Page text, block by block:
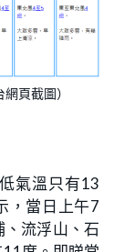
頁截圖）
氣溫只有13
，當日上午7
流浮山、石